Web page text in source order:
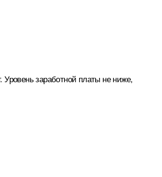
Уровень заработной платы не ниже,